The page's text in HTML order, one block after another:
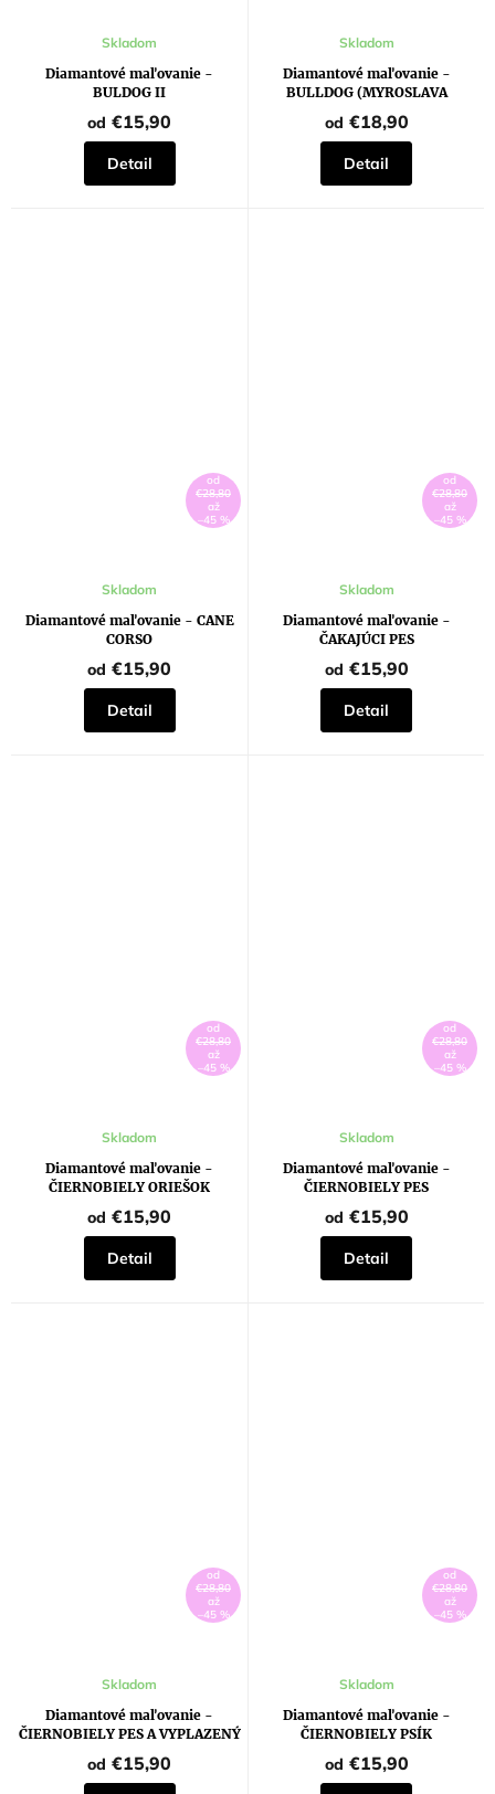
Diamantové maľovanie -
BULDOG II
Skladom
od €15,90
Detail
Diamantové maľovanie -
BULLDOG (MYROSLAVA
Skladom
od €18,90
Detail
od
€28,80
až
–45 %
Diamantové maľovanie - CANE
CORSO
Skladom
od €15,90
Detail
od
€28,80
až
–45 %
Diamantové maľovanie -
ČAKAJÚCI PES
Skladom
od €15,90
Detail
od
€28,80
až
–45 %
Diamantové maľovanie -
ČIERNOBIELY ORIEŠOK
Skladom
od €15,90
Detail
od
€28,80
až
–45 %
Diamantové maľovanie -
ČIERNOBIELY PES
Skladom
od €15,90
Detail
od
€28,80
až
–45 %
Diamantové maľovanie -
ČIERNOBIELY PES A VYPLAZENÝ
Skladom
od €15,90
od
€28,80
až
–45 %
Diamantové maľovanie -
ČIERNOBIELY PSÍK
Skladom
od €15,90